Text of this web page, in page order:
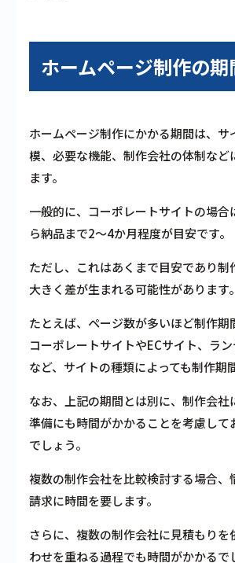
ホームページ制作の期
ホームページ制作にかかる期間は、サ
模、必要な機能、制作会社の体制など
ます。
一般的に、コーポレートサイトの場合
ら納品まで2〜4か月程度が目安です。
ただし、これはあくまで目安であり制
大きく差が生まれる可能性があります。
たとえば、ページ数が多いほど制作期
コーポレートサイトやECサイト、ラ
など、サイトの種類によっても制作期
なお、上記の期間とは別に、制作会社
準備にも時間がかかることを考慮して
でしょう。
複数の制作会社を比較検討する場合、
請求に時間を要します。
さらに、複数の制作会社に見積もりを
わせを重ねる過程でも時間がかかるで